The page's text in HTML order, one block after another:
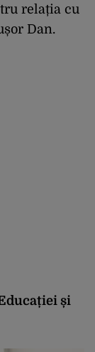
relația cu
Dan.
și